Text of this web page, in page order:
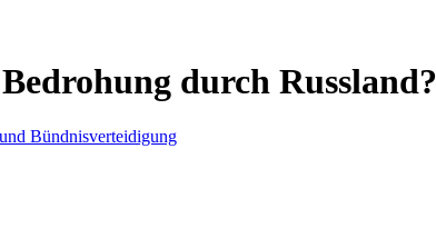
durch Russland?
Bündnisverteidigung